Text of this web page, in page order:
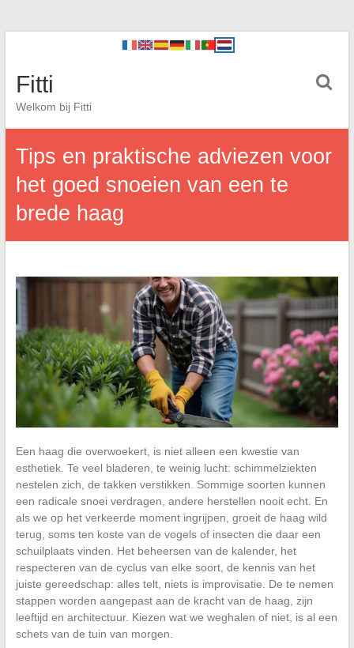
Fitti
Welkom bij Fitti
Tips en praktische adviezen voor
het goed snoeien van een te
brede haag
Een haag die overwoekert, is niet alleen een kwestie van
esthetiek. Te veel bladeren, te weinig lucht: schimmelziekten
nestelen zich, de takken verstikken. Sommige soorten kunnen
een radicale snoei verdragen, andere herstellen nooit echt. En
als we op het verkeerde moment ingrijpen, groeit de haag wild
terug, soms ten koste van de vogels of insecten die daar een
schuilplaats vinden. Het beheersen van de kalender, het
respecteren van de cyclus van elke soort, de kennis van het
juiste gereedschap: alles telt, niets is improvisatie. De te nemen
stappen worden aangepast aan de kracht van de haag, zijn
leeftijd en architectuur. Kiezen wat we weghalen of niet, is al een
schets van de tuin van morgen.